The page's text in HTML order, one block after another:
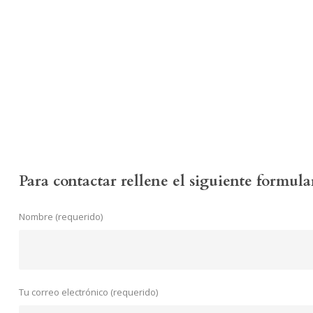
Para contactar rellene el siguiente
Nombre (requerido)
Tu correo electrónico (requerido)